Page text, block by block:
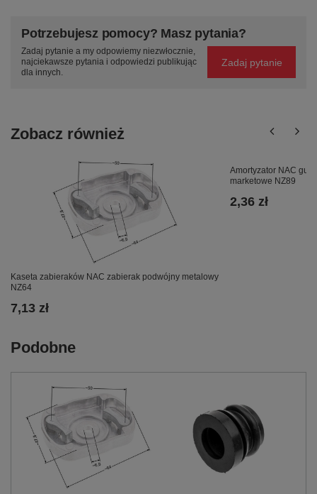
Potrzebujesz pomocy? Masz pytania?
Zadaj pytanie a my odpowiemy niezwłocznie,
najciekawsze pytania i odpowiedzi publikując
dla innych.
Zadaj pytanie
Zobacz również
Kaseta zabieraków NAC zabierak podwójny metalowy
NZ64
7,13 zł
Amortyzator NAC
marketowe NZ89
2,36 zł
Podobne